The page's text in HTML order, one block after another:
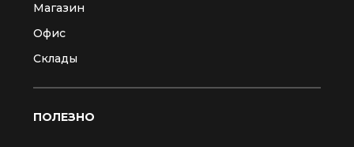
Магазин
Офис
Склады
ПОЛЕЗНО